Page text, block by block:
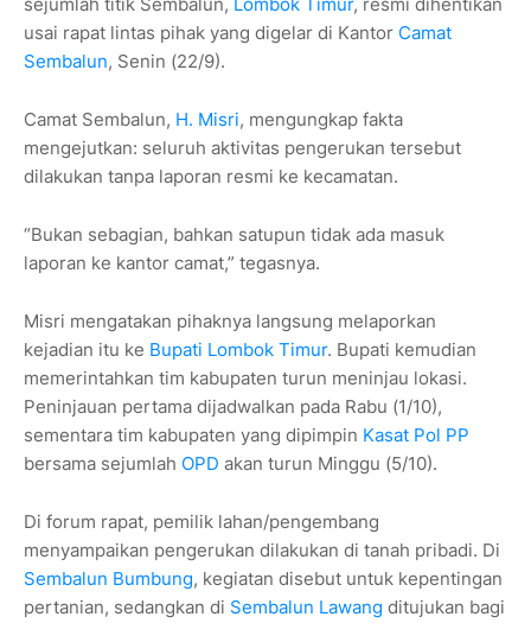
usai rapat lintas pihak yang digelar di Kantor Camat
Sembalun, Senin (22/9).
Camat Sembalun, H. Misri, mengungkap fakta
mengejutkan: seluruh aktivitas pengerukan tersebut
dilakukan tanpa laporan resmi ke kecamatan.
“Bukan sebagian, bahkan satupun tidak ada masuk
laporan ke kantor camat,” tegasnya.
Misri mengatakan pihaknya langsung melaporkan
kejadian itu ke Bupati Lombok Timur. Bupati kemudian
memerintahkan tim kabupaten turun meninjau lokasi.
Peninjauan pertama dijadwalkan pada Rabu (1/10),
sementara tim kabupaten yang dipimpin Kasat Pol PP
bersama sejumlah OPD akan turun Minggu (5/10).
Di forum rapat, pemilik lahan/pengembang
menyampaikan pengerukan dilakukan di tanah pribadi. Di
Sembalun Bumbung, kegiatan disebut untuk kepentingan
pertanian, sedangkan di Sembalun Lawang ditujukan bagi